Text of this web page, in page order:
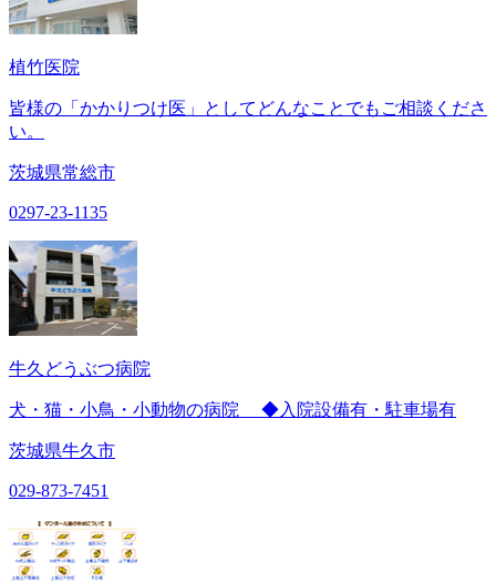
植竹医院
皆様の「かかりつけ医」としてどんなことでもご相談くださ
い。
茨城県常総市
0297-23-1135
牛久どうぶつ病院
犬・猫・小鳥・小動物の病院 ◆入院設備有・駐車場有
茨城県牛久市
029-873-7451